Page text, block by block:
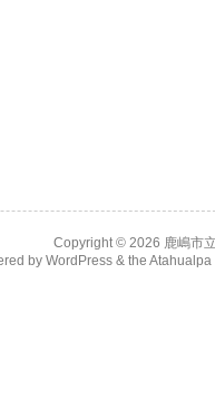
Copyright © 2026 鹿嶋市
by WordPress& the Atahualpa